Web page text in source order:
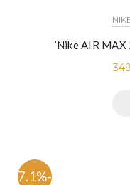
Nike AIR MAX
-47.1%